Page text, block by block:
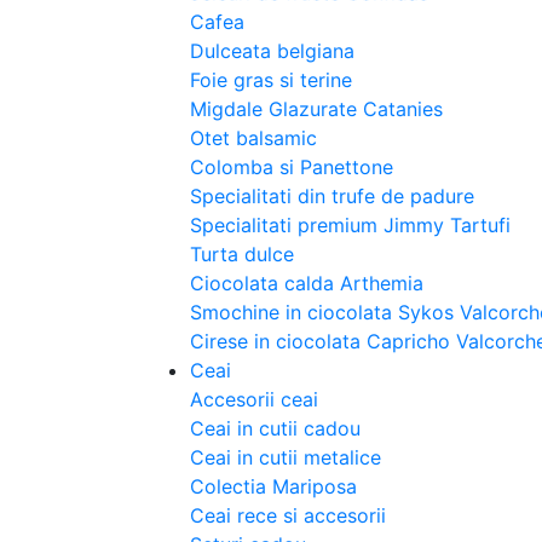
Cafea
Dulceata belgiana
Foie gras si terine
Migdale Glazurate Catanies
Otet balsamic
Colomba si Panettone
Specialitati din trufe de padure
Specialitati premium Jimmy Tartufi
Turta dulce
Ciocolata calda Arthemia
Smochine in ciocolata Sykos
Cirese in ciocolata Capricho
Ceai
Accesorii ceai
Ceai in cutii cadou
Ceai in cutii metalice
Colectia Mariposa
Ceai rece si accesorii